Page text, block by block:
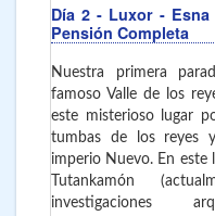
Día 2 - Luxor -
Pensión Completa
Nuestra primera
famoso Valle de los
este misterioso lugar
tumbas de los reyes
imperio Nuevo. En este
Tutankamón
investigaciones